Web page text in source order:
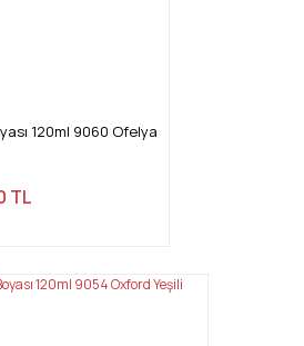
120ml 9060 Ofelya
TL